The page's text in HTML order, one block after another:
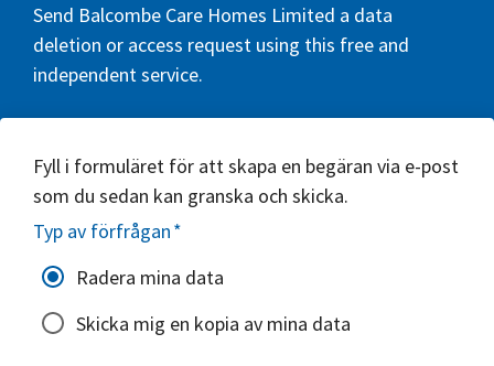
Send Balcombe Care Homes Limited a data
deletion or access request using this free and
independent service.
Fyll i formuläret för att skapa en begäran via e-post
som du sedan kan granska och skicka.
Typ av förfrågan*
Radera mina data
Skicka mig en kopia av mina data